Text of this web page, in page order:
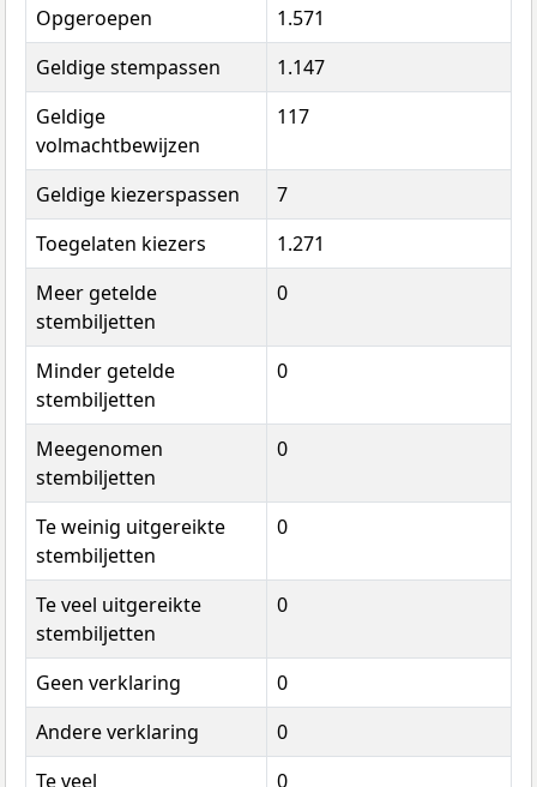
Opgeroepen
1.571
Geldige stempassen
1.147
Geldige
volmachtbewijzen
117
Geldige kiezerspassen
7
Toegelaten kiezers
1.271
Meer getelde
stembiljetten
0
Minder getelde
stembiljetten
0
Meegenomen
stembiljetten
0
Te weinig uitgereikte
stembiljetten
0
Te veel uitgereikte
stembiljetten
0
Geen verklaring
0
Andere verklaring
0
Te veel
0